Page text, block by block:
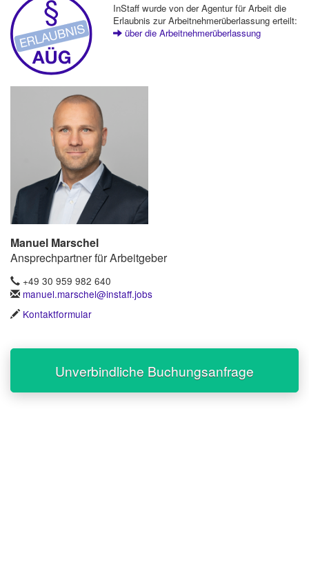
InStaff wurde von der Agentur für Arbeit die
Erlaubnis zur Arbeitnehmerüberlassung erteilt:
über die Arbeitnehmerüberlassung
Manuel Marschel
Ansprechpartner für Arbeitgeber
+49 30 959 982 640
manuel.marschel@instaff.jobs
Kontaktformular
Unverbindliche Buchungsanfrage